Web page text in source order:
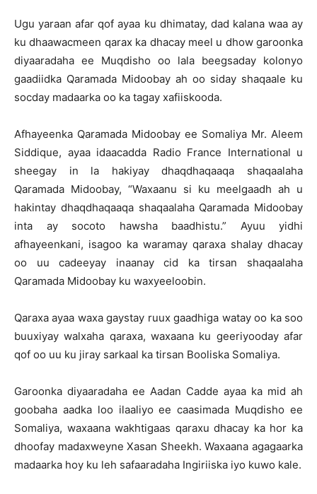
Ugu yaraan afar qof ayaa ku dhimatay, dad kalana waa ay
ku dhaawacmeen qarax ka dhacay meel u dhow garoonka
diyaaradaha ee Muqdisho oo lala beegsaday kolonyo
gaadiidka Qaramada Midoobay ah oo siday shaqaale ku
socday madaarka oo ka tagay xafiiskooda.
Afhayeenka Qaramada Midoobay ee Somaliya Mr. Aleem
Siddique, ayaa idaacadda Radio France International u
sheegay in la hakiyay dhaqdhaqaaqa shaqaalaha
Qaramada Midoobay, “Waxaanu si ku meelgaadh ah u
hakintay dhaqdhaqaaqa shaqaalaha Qaramada Midoobay
inta ay socoto hawsha baadhistu.” Ayuu yidhi
afhayeenkani, isagoo ka waramay qaraxa shalay dhacay
oo uu cadeeyay inaanay cid ka tirsan shaqaalaha
Qaramada Midoobay ku waxyeeloobin.
Qaraxa ayaa waxa gaystay ruux gaadhiga watay oo ka soo
buuxiyay walxaha qaraxa, waxaana ku geeriyooday afar
qof oo uu ku jiray sarkaal ka tirsan Booliska Somaliya.
Garoonka diyaaradaha ee Aadan Cadde ayaa ka mid ah
goobaha aadka loo ilaaliyo ee caasimada Muqdisho ee
Somaliya, waxaana wakhtigaas qaraxu dhacay ka hor ka
dhoofay madaxweyne Xasan Sheekh. Waxaana agagaarka
madaarka hoy ku leh safaaradaha Ingiriiska iyo kuwo kale.